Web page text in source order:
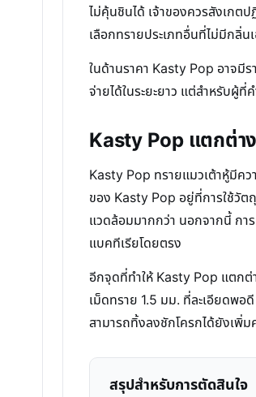
ไม่คุ้นชินได้ เจ้าของควรสังเกต
เลือกทรายประเภทอื่นที่ไม่มีกลิ่น
ในด้านราคา Kasty Pop อาจมี
จ่ายได้ในระยะยาว แต่สำหรับผู้
Kasty Pop แตกต่าง
Kasty Pop ทรายแมวเต้าหู้มีคว
ของ Kasty Pop อยู่ที่การใช้วัต
แวดล้อมมากกว่า นอกจากนี้ กา
แบคทีเรียโดยตรง
อีกจุดที่ทำให้ Kasty Pop แตก
เม็ดทราย 1.5 มม. ที่ละเอียดพอ
สามารถทิ้งลงชักโครกได้ยังเพิ่ม
สรุปสำหรับการตัดสินใจ